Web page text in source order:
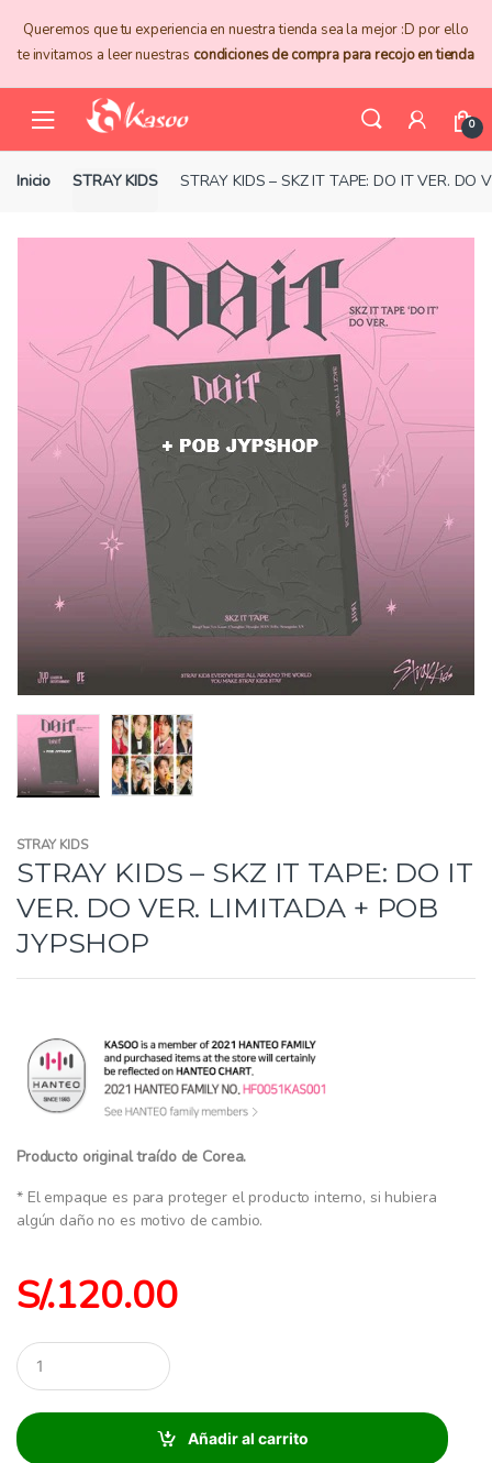
navigation
content
Queremos que tu experiencia en nuestra tienda sea la mejor :D por ello
te invitamos a leer nuestras condiciones de compra para recojo en tienda
0
Inicio STRAY KIDS STRAY KIDS – SKZ IT TAPE: DO IT VER. DO
STRAY KIDS
STRAY KIDS – SKZ IT TAPE: DO IT
VER. DO VER. LIMITADA + POB
JYPSHOP
Producto original traído de Corea.
* El empaque es para proteger el producto interno, si hubiera
algún daño no es motivo de cambio.
S/.120.00
C
a
n
i
d
Añadir al carrito